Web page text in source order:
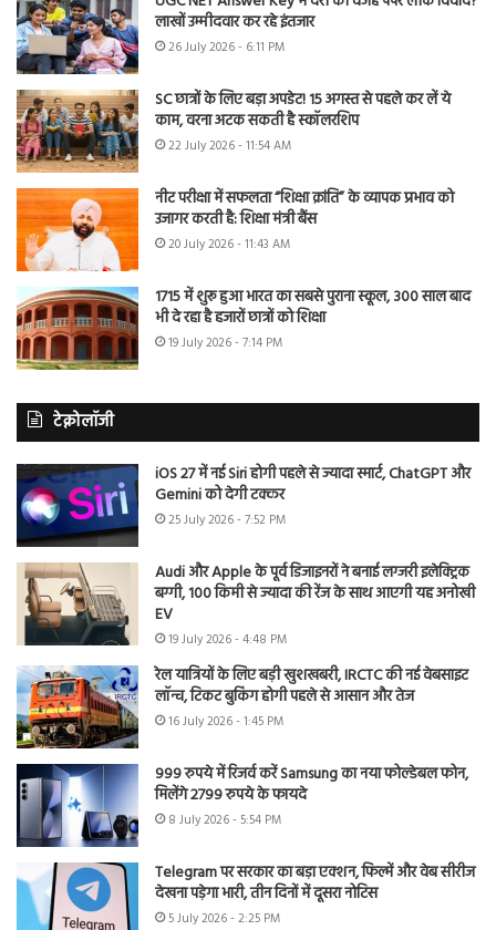
लाखों उम्मीदवार कर रहे इंतजार
26 July 2026 - 6:11 PM
SC छात्रों के लिए बड़ा अपडेट! 15 अगस्त से पहले कर लें ये
काम, वरना अटक सकती है स्कॉलरशिप
22 July 2026 - 11:54 AM
नीट परीक्षा में सफलता “शिक्षा क्रांति” के व्यापक प्रभाव को
उजागर करती है: शिक्षा मंत्री बैंस
20 July 2026 - 11:43 AM
1715 में शुरू हुआ भारत का सबसे पुराना स्कूल, 300 साल बाद
भी दे रहा है हजारों छात्रों को शिक्षा
19 July 2026 - 7:14 PM
टेक्नोलॉजी
iOS 27 में नई Siri होगी पहले से ज्यादा स्मार्ट, ChatGPT और
Gemini को देगी टक्कर
25 July 2026 - 7:52 PM
Audi और Apple के पूर्व डिजाइनरों ने बनाई लग्जरी इलेक्ट्रिक
बग्गी, 100 किमी से ज्यादा की रेंज के साथ आएगी यह अनोखी
EV
19 July 2026 - 4:48 PM
रेल यात्रियों के लिए बड़ी खुशखबरी, IRCTC की नई वेबसाइट
लॉन्च, टिकट बुकिंग होगी पहले से आसान और तेज
16 July 2026 - 1:45 PM
999 रुपये में रिजर्व करें Samsung का नया फोल्डेबल फोन,
मिलेंगे 2799 रुपये के फायदे
8 July 2026 - 5:54 PM
Telegram पर सरकार का बड़ा एक्शन, फिल्में और वेब सीरीज
देखना पड़ेगा भारी, तीन दिनों में दूसरा नोटिस
5 July 2026 - 2:25 PM